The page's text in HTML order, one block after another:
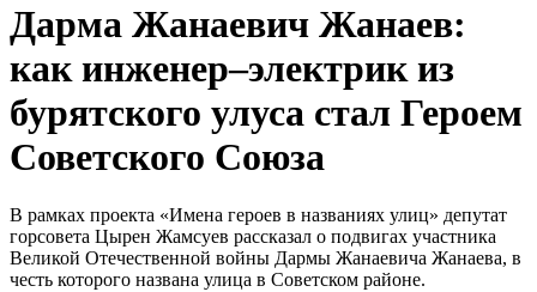
Дарма Жанаевич Жанаев:
как инженер–электрик из
бурятского улуса стал Героем
Советского Союза
В рамках проекта «Имена героев в названиях улиц» депутат
горсовета Цырен Жамсуев рассказал о подвигах участника
Великой Отечественной войны Дармы Жанаевича Жанаева, в
честь которого названа улица в Советском районе.